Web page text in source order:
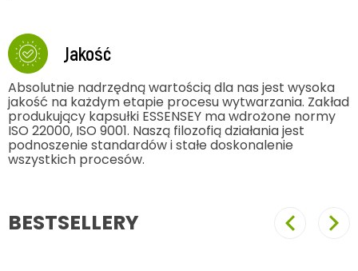
Jakość
Absolutnie nadrzędną wartością dla nas jest wysoka
jakość na każdym etapie procesu wytwarzania. Zakład
produkujący kapsułki ESSENSEY ma wdrożone normy
ISO 22000, ISO 9001. Naszą filozofią działania jest
podnoszenie standardów i stałe doskonalenie
wszystkich procesów.
BESTSELLERY Poprzedni